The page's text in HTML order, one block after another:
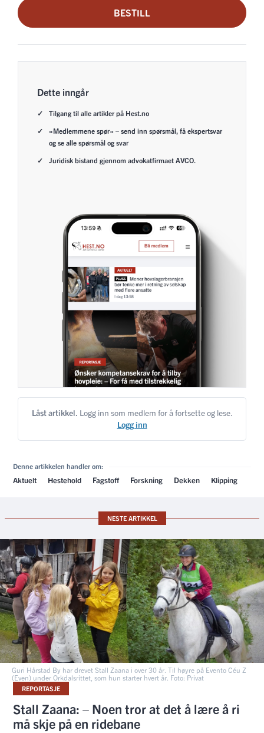
BESTILL
Dette inngår
Tilgang til alle artikler på Hest.no
«Medlemmene spør» – send inn spørsmål, få ekspertsvar
og se alle spørsmål og svar
Juridisk bistand gjennom advokatfirmaet AVCO.
Låst artikkel. Logg inn som medlem for å fortsette og lese.
Logg inn
Denne artikkelen handler om:
Aktuelt Hestehold Fagstoff Forskning Dekken Klipping
NESTE ARTIKKEL
Guri Hårstad By har drevet Stall Zaana i over 30 år. Til høyre på Evento Céu Z
(Even) under Orkdalsrittet, som hun starter hvert år. Foto: Privat
REPORTASJE
Stall Zaana: – Noen tror at det å lære å ri
må skje på en ridebane